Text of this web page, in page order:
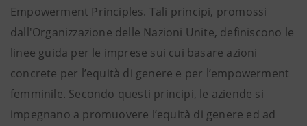
Empowerment Principles. Tali principi, promossi
dall'Organizzazione delle Nazioni Unite, definiscono le
linee guida per le imprese sui cui basare azioni
concrete per l’equità di genere e per l’empowerment
femminile. Secondo questi principi, le aziende si
impegnano a promuovere l’equità di genere ed ad